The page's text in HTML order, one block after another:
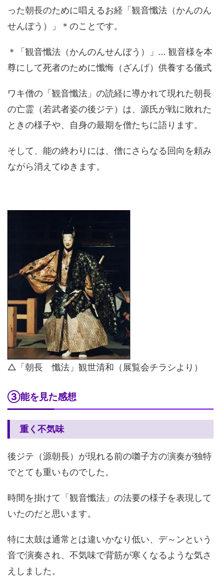
った朝長のために唱えるお経「観音懺法（かんのん
せんぼう）」＊のことです。
＊「観音懺法（かんのんせんぼう）」… 観音様を本
尊にして死者のために懺悔（ざんげ）供養する儀式
ワキ僧の「観音懺法」の読経に導かれて現れた朝長
の亡霊（若武者姿の後ジテ）は、源氏が戦に敗れた
ときの様子や、自身の最期を僧たちに語ります。
そして、能の終わりには、僧にさらなる回向を頼み
ながら消えてゆきます。
△「朝長 懺法」観世清和（展覧会チラシより）
③能を見た感想
重く不気味
後ジテ（源朝長）が現れる前の囃子方の演奏が独特
でとても重いものでした。
時間を掛けて「観音懺法」の法要の様子を表現して
いたのだと思います。
特に太鼓は通常とは違いかなり低い、デ～ンという
音で演奏され、不気味で背筋が寒くなるような気さ
えしました。